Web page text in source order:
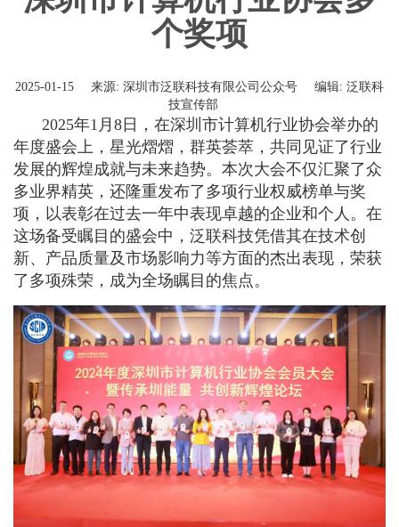
个奖项
2025-01-15 来源: 深圳市泛联科技有限公司公众号
编辑: 泛联科
技宣传部
2025年1月8日， 在深圳市计算机行业协会举办的
年度盛会上，星光熠熠，群英荟萃，共同见证了行业
发展的辉煌成就与未来趋势。本次大会不仅汇聚了众
多业界精英，还隆重发布了多项行业权威榜单与奖
项，以表彰在过去一年中表现卓越的企业和个人。在
这场备受瞩目的盛会中，泛联科技凭借其在技术创
新、产品质量及市场影响力等方面的杰出表现，荣获
了多项殊荣，成为全场瞩目的焦点。